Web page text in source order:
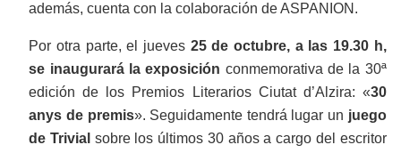
además, cuenta con la colaboración de ASPANION.
Por otra parte, el jueves 25 de octubre, a las 19.30 h,
se inaugurará la exposición conmemorativa de la 30ª
edición de los Premios Literarios Ciutat d’Alzira: «30
anys de premis». Seguidamente tendrá lugar un juego
de Trivial sobre los últimos 30 años a cargo del escritor